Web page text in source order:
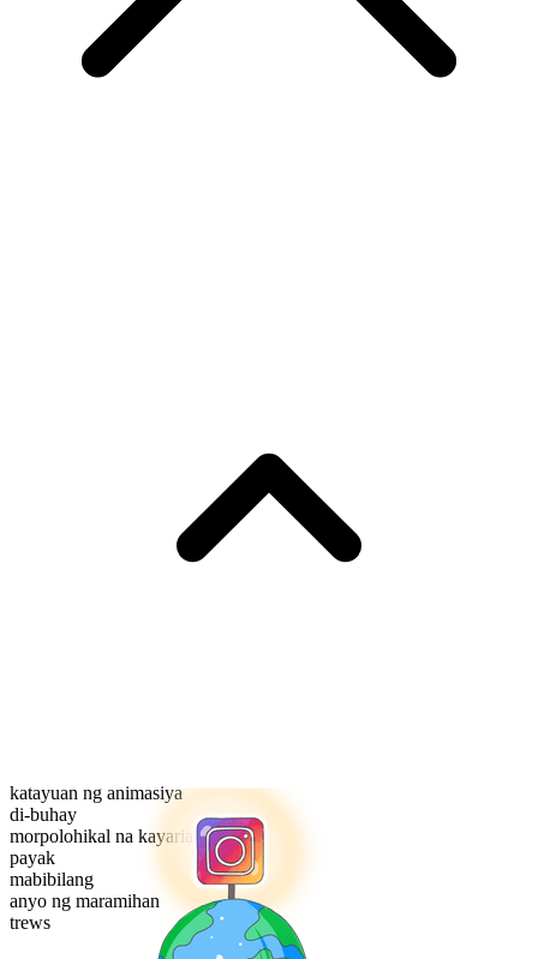
katayuan ng animasiya
di-buhay
morpolohikal na kayarian
payak
mabibilang
anyo ng maramihan
trews